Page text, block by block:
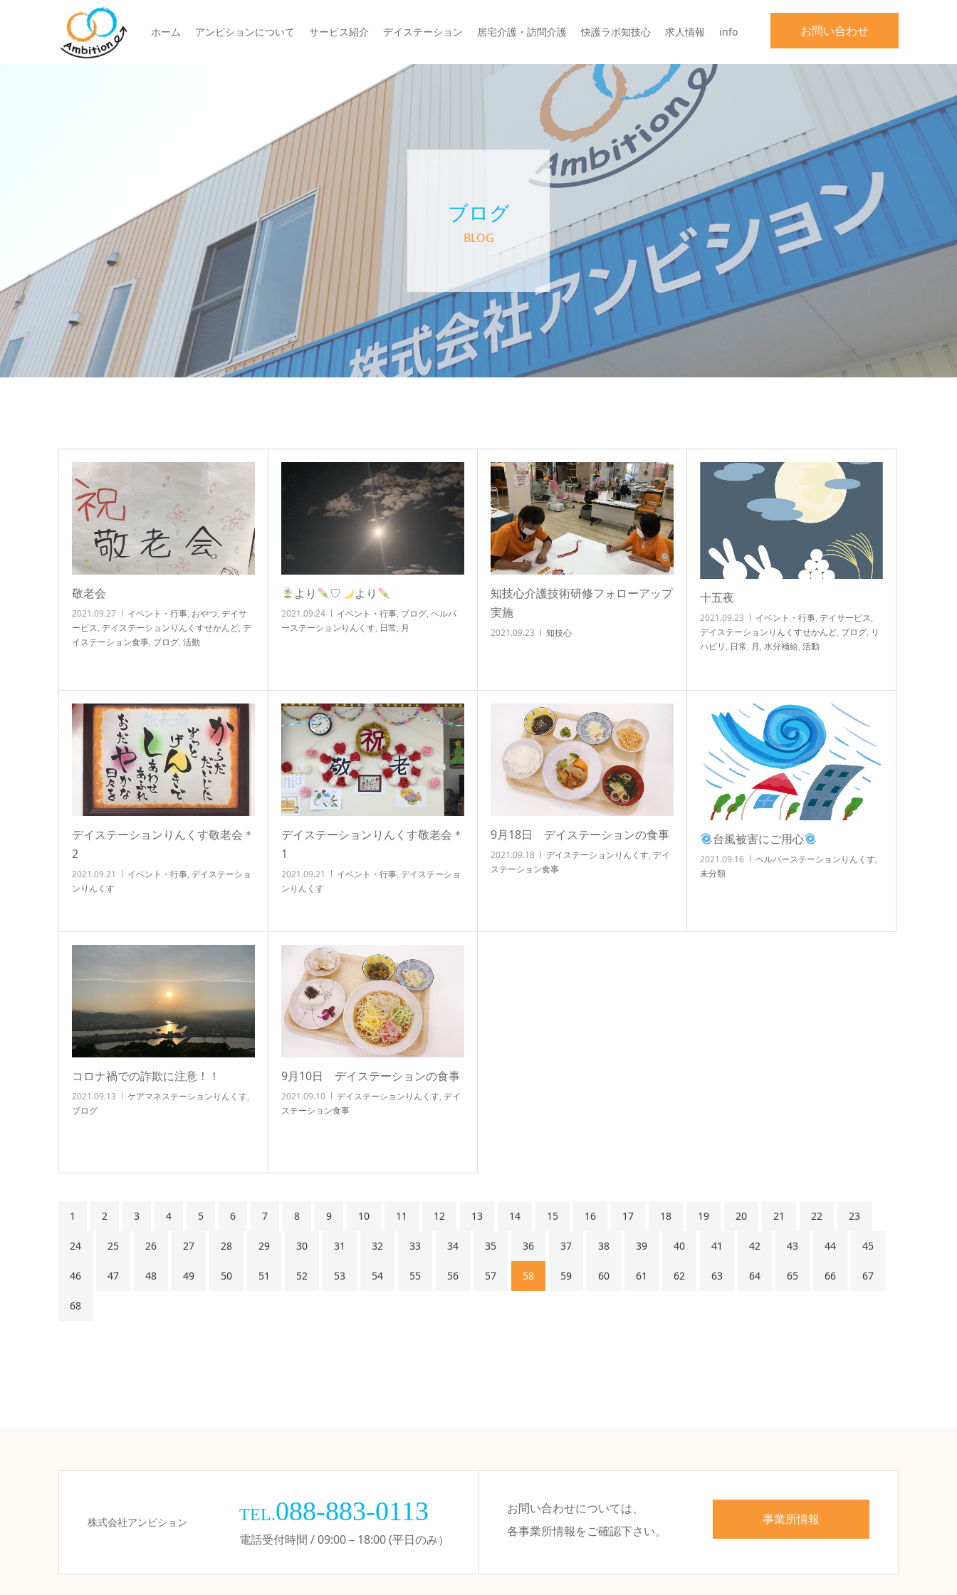
お問い合わせ
ホーム アンビションについて サービス紹介 デイステーション 居宅介護・訪問介護 快護ラボ知技心 求人情報 info
ブログ
BLOG
敬老会
2021.09.27 イベント・行事, おやつ, デイサ
ービス, デイステーションりんくすせかんど, デ
イステーション食事, ブログ, 活動
より ♡ より
2021.09.24 イベント・行事, ブログ, ヘルパ
ーステーションりんくす, 日常, 月
知技心介護技術研修フォローアップ
実施
2021.09.23 知技心
十五夜
2021.09.23 イベント・行事, デイサービス,
デイステーションりんくすせかんど, ブログ, リ
ハビリ , 日常, 月, 水分補給, 活動
デイステーションりんくす敬老会＊
2
2021.09.21 イベント・行事, デイステーショ
ンりんくす
デイステーションりんくす敬老会＊
1
2021.09.21 イベント・行事, デイステーショ
ンりんくす
9月18日 デイステーションの食事
2021.09.18 デイステーションりんくす, デイ
ステーション食事
台風被害にご用心
2021.09.16 ヘルパーステーションりんくす,
未分類
コロナ禍での詐欺に注意！！
2021.09.13 ケアマネステーションりんくす,
ブログ
9月10日 デイステーションの食事
2021.09.10 デイステーションりんくす, デイ
ステーション食事
1 2 3 4 5 6 7 8 9 10 11 12 13 14 15 16 17 18 19 20 21 22 23
24 25 26 27 28 29 30 31 32 33 34 35 36 37 38 39 40 41 42 43 44 45
46 47 48 49 50 51 52 53 54 55 56 57 58 59 60 61 62 63 64 65 66 67
68
株式会社アンビション TEL.088-883-0113
電話受付時間 / 09:00 – 18:00 (平日のみ）
お問い合わせについては、
各事業所情報をご確認下さい。
事業所情報